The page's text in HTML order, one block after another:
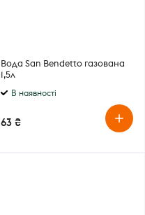
Вода San Bendetto газована
1,5л
В наявності
63 ₴